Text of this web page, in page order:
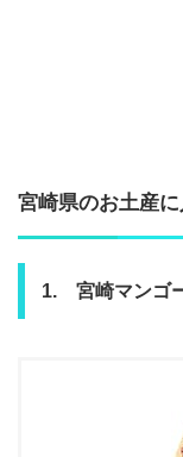
宮崎県のお土産
1. 宮崎マンゴ